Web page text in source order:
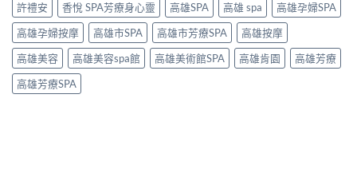
許禮安
香悅 SPA芳療身心靈 高雄SPA 高雄 spa
高雄孕婦SPA
高雄孕婦按摩
高雄市SPA 高雄市芳療SPA
高雄按摩
高雄美容
高雄美容spa館 高雄美術館SPA 高雄肯園
高雄芳療
高雄芳療SPA